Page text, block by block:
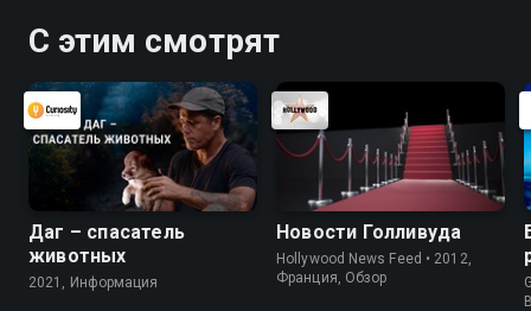
С этим смотрят
Даг – спасатель
животных
2021, Информация
Новости Голливуда
Hollywood News Feed • 2012,
Франция, Обзор